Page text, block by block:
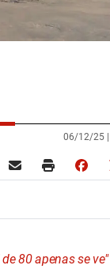
06/12/25 |
80 apenas se ve"